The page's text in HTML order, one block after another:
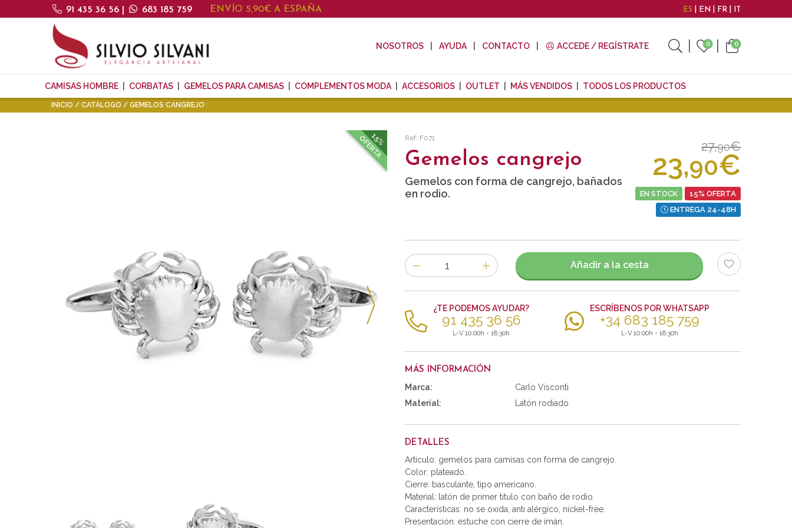
91 435 36 56 683 185 759 ENVÍO 5,90€ A ESPAÑA ES EN FR IT
NOSOTROS AYUDA CONTACTO ACCEDE / REGÍSTRATE 0 0
CAMISAS HOMBRE CORBATAS GEMELOS PARA CAMISAS COMPLEMENTOS MODA ACCESORIOS OUTLET MÁS VENDIDOS TODOS LOS PRODUCTOS
INICIO CATÁLOGO GEMELOS CANGREJO
15%
OFERTA Ref: F071
Gemelos cangrejo
Gemelos con forma de cangrejo, bañados
en rodio.
27,90€
23,90€
EN STOCK
15% OFERTA
ENTREGA 24-48H
Número
de
artículos
Añadir a la cesta
¿TE PODEMOS AYUDAR?
91 435 36 56
L-V 10:00h - 18:30h
ESCRÍBENOS POR WHATSAPP
+34 683 185 759
L-V 10:00h - 18:30h
MÁS INFORMACIÓN
Marca:
Carlo Visconti
Material:
Latón rodiado
DETALLES
Articulo: gemelos para camisas con forma de cangrejo.
Color: plateado.
Cierre: basculante, tipo americano.
Material: latón de primer titulo con baño de rodio.
Características: no se oxida, anti alérgico, nickel-free.
Presentación: estuche con cierre de imán.